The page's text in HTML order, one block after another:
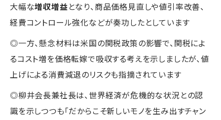
大幅な増収増益となり、商品価格見直しや値引率改善、
経費コントロール強化などが奏功したとしています
◎一方、懸念材料は米国の関税政策の影響で、関税によ
るコスト増を価格転嫁で吸収する考えを示しましたが、値
上げによる消費減退のリスクも指摘されています
◎柳井会長兼社長は、世界経済が危機的な状況との認
識を示しつつも「だからこそ新しいモノを生み出すチャン